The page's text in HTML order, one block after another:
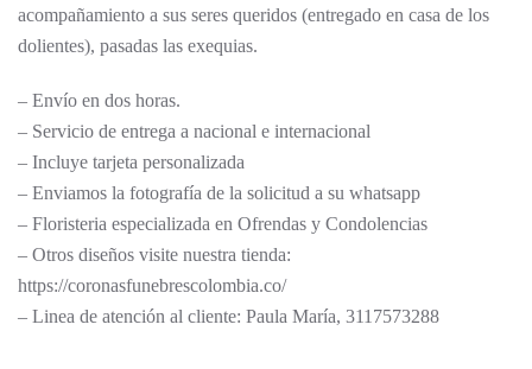
acompañamiento a sus seres queridos (entregado en casa de los
dolientes), pasadas las exequias.
– Envío en dos horas.
– Servicio de entrega a nacional e internacional
– Incluye tarjeta personalizada
– Enviamos la fotografía de la solicitud a su whatsapp
– Floristeria especializada en Ofrendas y Condolencias
– Otros diseños visite nuestra tienda:
https://coronasfunebrescolombia.co/
– Linea de atención al cliente: Paula María, 3117573288